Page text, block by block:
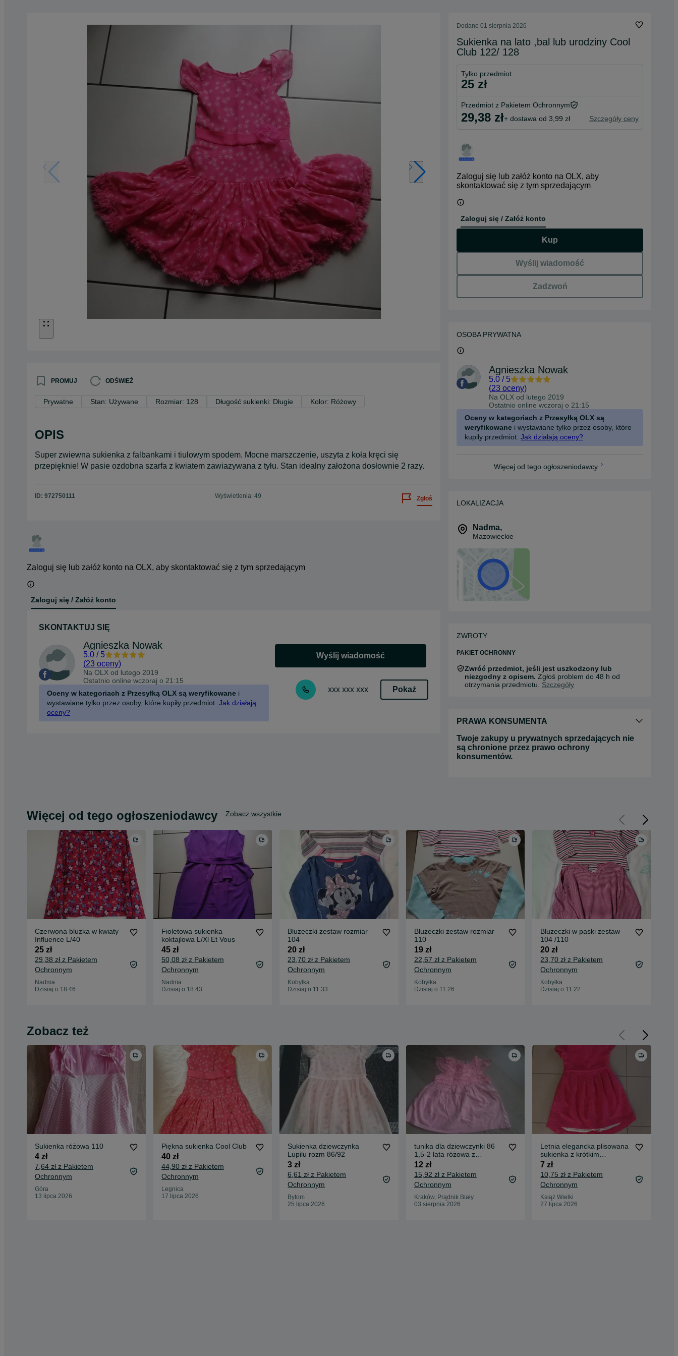
PROMUJ ODŚWIEŻ
Prywatne Stan: Używane Rozmiar: 128 Długość sukienki: Długie Kolor: Różowy
OPIS
Super zwiewna sukienka z falbankami i tiulowym spodem. Mocne marszczenie, uszyta z koła kręci się
przepięknie! W pasie ozdobna szarfa z kwiatem zawiazywana z tyłu. Stan idealny założona dosłownie 2 razy.
ID: 972750111 Wyświetlenia: 49 Zgłoś
Zaloguj się lub załóż konto na OLX, aby skontaktować się z tym sprzedającym
Zaloguj się / Załóż konto
SKONTAKTUJ SIĘ
Agnieszka Nowak
5.0 / 5
(23 oceny)
Na OLX od lutego 2019
Ostatnio online wczoraj o 21:15
Oceny w kategoriach z Przesyłką OLX są weryfikowane i
wystawiane tylko przez osoby, które kupiły przedmiot. Jak działają
oceny?
Wyślij wiadomość
xxx xxx xxx Pokaż
Dodane 01 sierpnia 2026
Sukienka na lato ,bal lub urodziny Cool
Club 122/ 128
Tylko przedmiot
25 zł
Przedmiot z Pakietem Ochronnym
29,38 zł+ dostawa od 3,99 zł Szczegóły ceny
Zaloguj się lub załóż konto na OLX, aby
skontaktować się z tym sprzedającym
Zaloguj się / Załóż konto
Kup
Wyślij wiadomość
Zadzwoń
OSOBA PRYWATNA
Agnieszka Nowak
5.0 / 5
(23 oceny)
Na OLX od lutego 2019
Ostatnio online wczoraj o 21:15
Oceny w kategoriach z Przesyłką OLX są
weryfikowane i wystawiane tylko przez osoby, które
kupiły przedmiot. Jak działają oceny?
Więcej od tego ogłoszeniodawcy
LOKALIZACJA
Nadma,
Mazowieckie
ZWROTY
PAKIET OCHRONNY
Zwróć przedmiot, jeśli jest uszkodzony lub
niezgodny z opisem. Zgłoś problem do 48 h od
otrzymania przedmiotu. Szczegóły
PRAWA KONSUMENTA
Twoje zakupy u prywatnych sprzedających nie
są chronione przez prawo ochrony
konsumentów.
Więcej od tego ogłoszeniodawcy Zobacz wszystkie
Czerwona bluzka w kwiaty
Influence L/40
25 zł
29,38 zł z Pakietem
Ochronnym
Nadma
Dzisiaj o 18:46
Fioletowa sukienka
koktajlowa L/Xl Et Vous
45 zł
50,08 zł z Pakietem
Ochronnym
Nadma
Dzisiaj o 18:43
Bluzeczki zestaw rozmiar
104
20 zł
23,70 zł z Pakietem
Ochronnym
Kobyłka
Dzisiaj o 11:33
Bluzeczki zestaw rozmiar
110
19 zł
22,67 zł z Pakietem
Ochronnym
Kobyłka
Dzisiaj o 11:26
Bluzeczki w paski zestaw
104 /110
20 zł
23,70 zł z Pakietem
Ochronnym
Kobyłka
Dzisiaj o 11:22
Zobacz też
Sukienka różowa 110
4 zł
7,64 zł z Pakietem
Ochronnym
Góra
13 lipca 2026
Piękna sukienka Cool Club
40 zł
44,90 zł z Pakietem
Ochronnym
Legnica
17 lipca 2026
Sukienka dziewczynka
Lupilu rozm 86/92
3 zł
6,61 zł z Pakietem
Ochronnym
Bytom
25 lipca 2026
tunika dla dziewczynki 86
1,5-2 lata różowa z
kwiatuszkami TU
12 zł
15,92 zł z Pakietem
Ochronnym
Kraków, Prądnik Biały
03 sierpnia 2026
Letnia elegancka plisowana
sukienka z krótkim
vertbaudet 110cm
7 zł
10,75 zł z Pakietem
Ochronnym
Książ Wielki
27 lipca 2026